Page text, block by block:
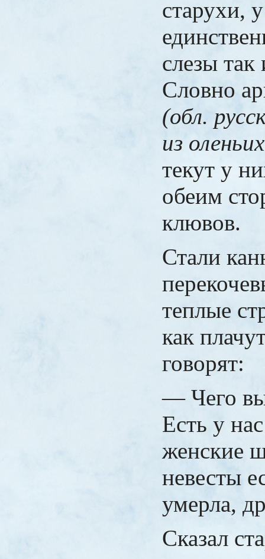
старухи,
слезы
Словно
(обл.
из
текут у
обеим
клювов.
Стали
теплые
как
говорят:
— Чего вы
Есть у
женские
невесты
умерла,
Сказал